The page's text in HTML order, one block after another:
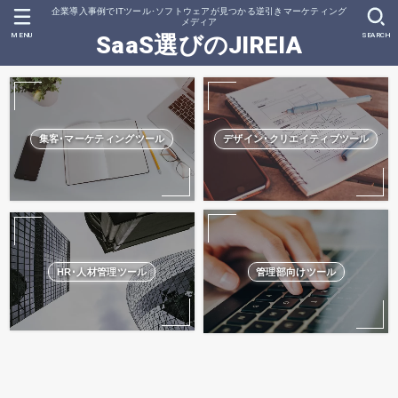
企業導入事例でITツール･ソフトウェアが見つかる逆引きマーケティング
メディア
SaaS選びのJIREIA SEARCH
MENU
集客･マーケティングツール デザイン･クリエイティブツール
HR･人材管理ツール 管理部向けツール